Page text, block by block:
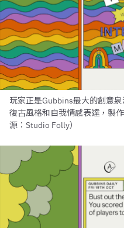
玩家正是Gubbins最大的創意
復古風格和自我情感表達，製
源：Studio Folly）